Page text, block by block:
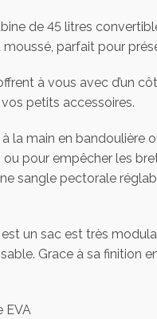
de 45 litres
parfait pour
à vous avec d’un
petits accessoires.
la main en
pour empêcher les
sangle pectorale
un sac est très
Grace à sa finition
EVA